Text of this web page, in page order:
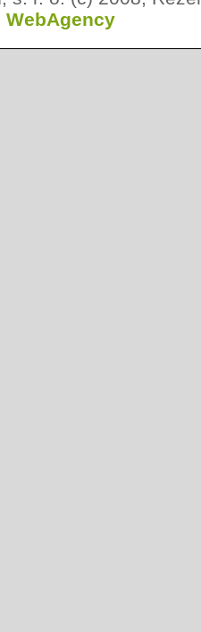
WebAgency